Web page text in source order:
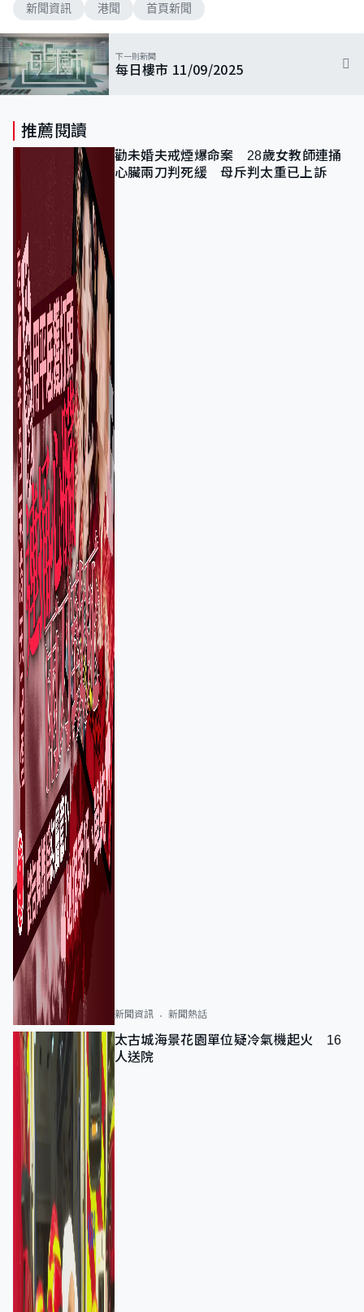
新聞資訊 港聞 首頁新聞
下一則新聞
每日樓市 11/09/2025
推薦閱讀
勸未婚夫戒煙爆命案 28歲女教師連捅
心臟兩刀判死緩 母斥判太重已上訴
新聞資訊 新聞熱話
太古城海景花園單位疑冷氣機起火 16
人送院